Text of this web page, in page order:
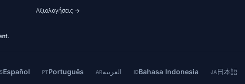
Αξιολογήσεις →
.
Español PTPortuguês ARالعربية IDBahasa Indonesia JA日本語